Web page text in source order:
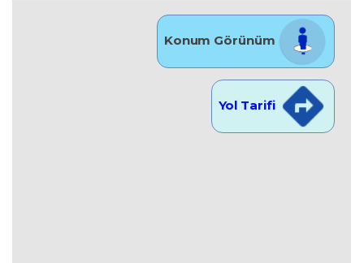
Konum Görünüm
Yol Tarifi